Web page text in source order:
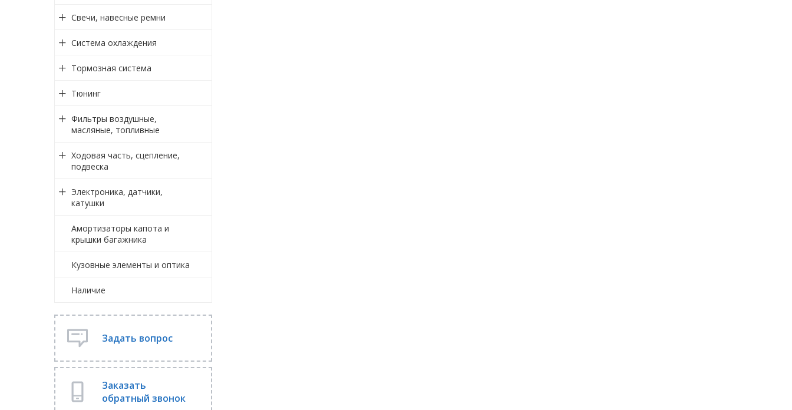
Свечи, навесные ремни
Система охлаждения
Тормозная система
Тюнинг
Фильтры воздушные,
масляные, топливные
Ходовая часть, сцепление,
подвеска
Электроника, датчики,
катушки
Амортизаторы капота и
крышки багажника
Кузовные элементы и оптика
Наличие
Задать вопрос
Заказать
обратный звонок